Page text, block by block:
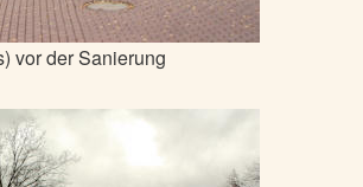
vor der Sanierung